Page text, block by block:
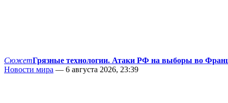
СюжетГрязные технологии. Атаки РФ на выборы во
Новости мира — 6 августа 2026, 23:39